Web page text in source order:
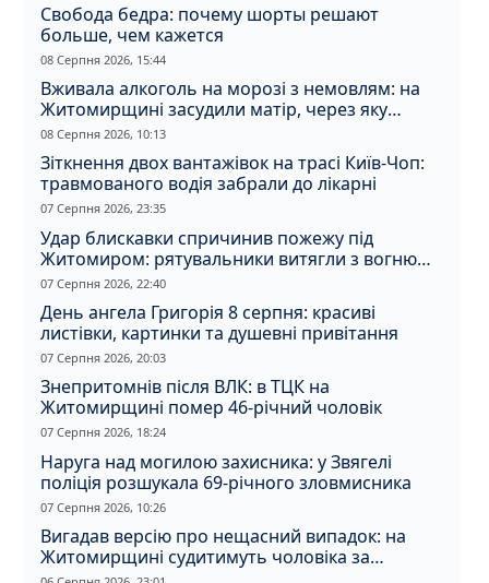
Свобода бедра: почему шорты решают
больше, чем кажется
08 Серпня 2026, 15:44
Вживала алкоголь на морозі з немовлям: на
Житомирщині засудили матір, через яку
дитина отримала обмороження
08 Серпня 2026, 10:13
Зіткнення двох вантажівок на трасі Київ-Чоп:
травмованого водія забрали до лікарні
07 Серпня 2026, 23:35
Удар блискавки спричинив пожежу під
Житомиром: рятувальники витягли з вогню
кота
07 Серпня 2026, 22:40
День ангела Григорія 8 серпня: красиві
листівки, картинки та душевні привітання
07 Серпня 2026, 20:03
Знепритомнів після ВЛК: в ТЦК на
Житомирщині помер 46-річний чоловік
07 Серпня 2026, 18:24
Наруга над могилою захисника: у Звягелі
поліція розшукала 69-річного зловмисника
07 Серпня 2026, 10:26
Вигадав версію про нещасний випадок: на
Житомирщині судитимуть чоловіка за
вбивство співмешканки